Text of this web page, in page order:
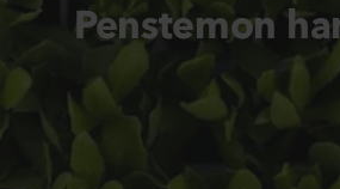
Penstemon